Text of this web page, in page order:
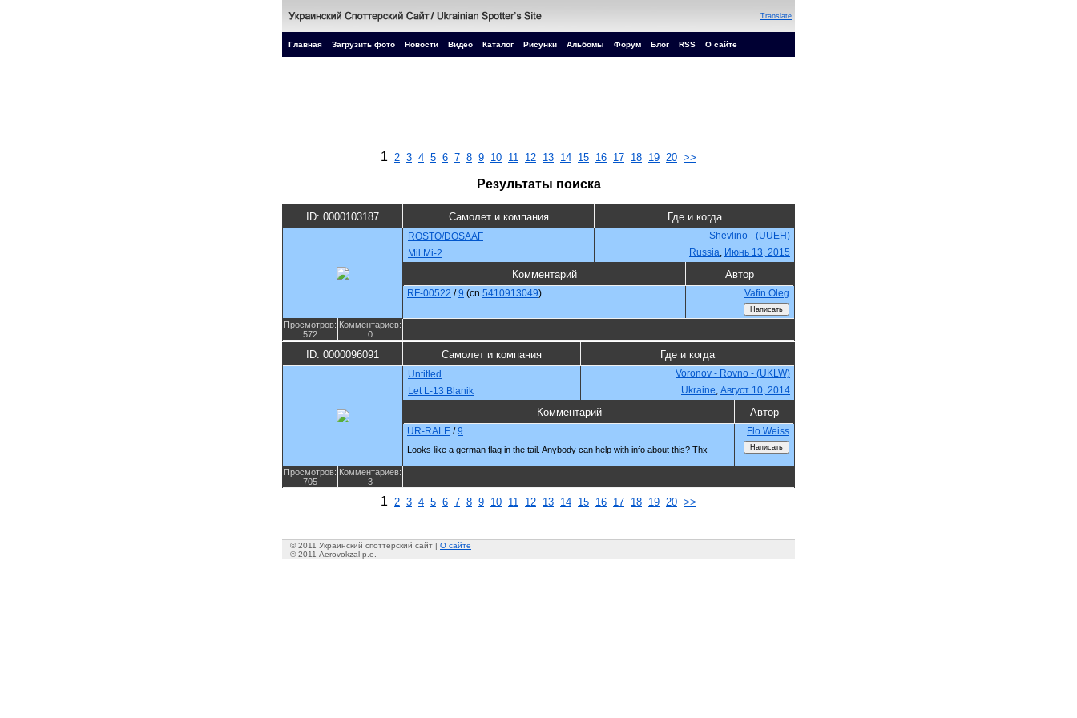
Translate
Главная Загрузить фото Новости Видео Каталог Рисунки Альбомы Форум Блог RSS О сайте
1 2 3 4 5 6 7 8 9 10 11 12 13 14 15 16 17 18 19 20 >>
Результаты поиска
ID: 0000103187 Самолет и компания Где и когда
ROSTO/DOSAAF
Shevlino - (UUEH)
Mil Mi-2
Russia, Июнь 13, 2015
Комментарий Автор
RF-00522 /9 (cn 5410913049) Vafin Oleg
Просмотров:
572
Комментариев:
0
ID: 0000096091 Самолет и компания Где и когда
Untitled
Voronov - Rovno - (UKLW)
Let L-13 Blanik
Ukraine, Август 10, 2014
Комментарий Автор
UR-RALE /9
Looks like a german flag in the tail. Anybody can help with info about this? Thx
Flo Weiss
Просмотров:
705
Комментариев:
3
1 2 3 4 5 6 7 8 9 10 11 12 13 14 15 16 17 18 19 20 >>
© 2011 Украинский споттерский сайт | О сайте
© 2011 Aerovokzal p.e.